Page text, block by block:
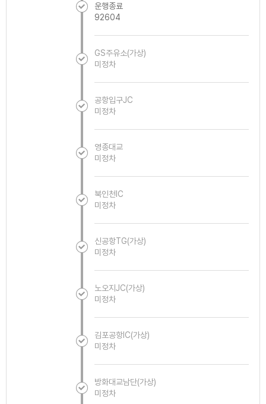
운행종료
92604
GS주유소(가상)
미정차
공항입구JC
미정차
영종대교
미정차
북인천IC
미정차
신공항TG(가상)
미정차
노오지JC(가상)
미정차
김포공항IC(가상)
미정차
방화대교남단(가상)
미정차